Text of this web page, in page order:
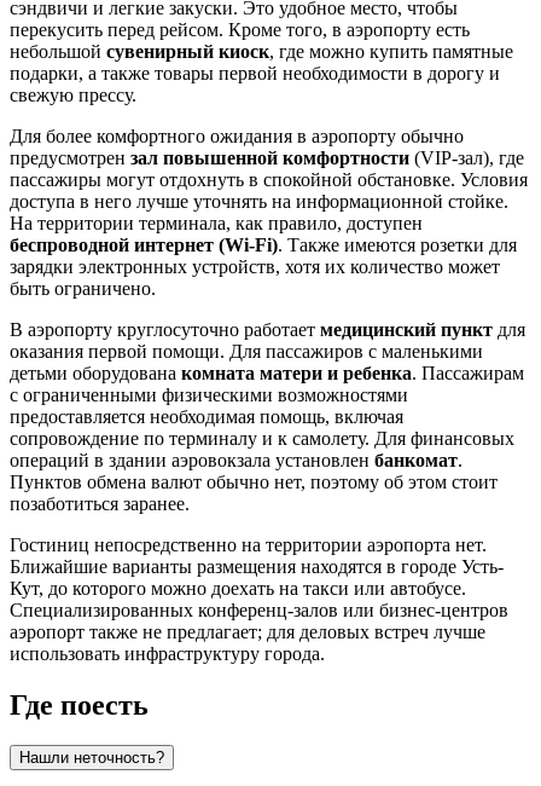
сэндвичи и легкие закуски. Это удобное место, чтобы
перекусить перед рейсом. Кроме того, в аэропорту есть
небольшой сувенирный киоск, где можно купить памятные
подарки, а также товары первой необходимости в дорогу и
свежую прессу.
Для более комфортного ожидания в аэропорту обычно
предусмотрен зал повышенной комфортности (VIP-зал), где
пассажиры могут отдохнуть в спокойной обстановке. Условия
доступа в него лучше уточнять на информационной стойке.
На территории терминала, как правило, доступен
беспроводной интернет (Wi-Fi). Также имеются розетки для
зарядки электронных устройств, хотя их количество может
быть ограничено.
В аэропорту круглосуточно работает медицинский пункт для
оказания первой помощи. Для пассажиров с маленькими
детьми оборудована комната матери и ребенка. Пассажирам
с ограниченными физическими возможностями
предоставляется необходимая помощь, включая
сопровождение по терминалу и к самолету. Для финансовых
операций в здании аэровокзала установлен банкомат.
Пунктов обмена валют обычно нет, поэтому об этом стоит
позаботиться заранее.
Гостиниц непосредственно на территории аэропорта нет.
Ближайшие варианты размещения находятся в городе Усть-
Кут, до которого можно доехать на такси или автобусе.
Специализированных конференц-залов или бизнес-центров
аэропорт также не предлагает; для деловых встреч лучше
использовать инфраструктуру города.
Где поесть
Нашли неточность?